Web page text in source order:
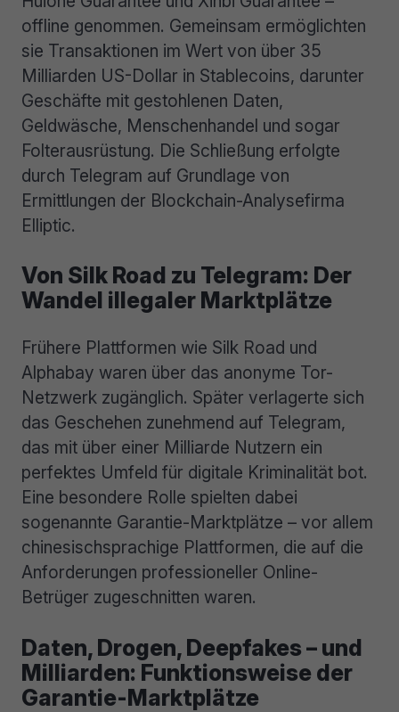
offline genommen. Gemeinsam ermöglichten
sie Transaktionen im Wert von über 35
Milliarden US-Dollar in Stablecoins, darunter
Geschäfte mit gestohlenen Daten,
Geldwäsche, Menschenhandel und sogar
Folterausrüstung. Die Schließung erfolgte
durch Telegram auf Grundlage von
Ermittlungen der Blockchain-Analysefirma
Elliptic.
Von Silk Road zu Telegram: Der
Wandel illegaler Marktplätze
Frühere Plattformen wie Silk Road und
Alphabay waren über das anonyme Tor-
Netzwerk zugänglich. Später verlagerte sich
das Geschehen zunehmend auf Telegram,
das mit über einer Milliarde Nutzern ein
perfektes Umfeld für digitale Kriminalität bot.
Eine besondere Rolle spielten dabei
sogenannte Garantie-Marktplätze – vor allem
chinesischsprachige Plattformen, die auf die
Anforderungen professioneller Online-
Betrüger zugeschnitten waren.
Daten, Drogen, Deepfakes – und
Milliarden: Funktionsweise der
Garantie-Marktplätze